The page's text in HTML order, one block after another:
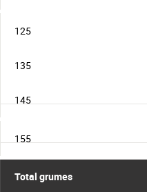
125
135
145
155
Total grumes